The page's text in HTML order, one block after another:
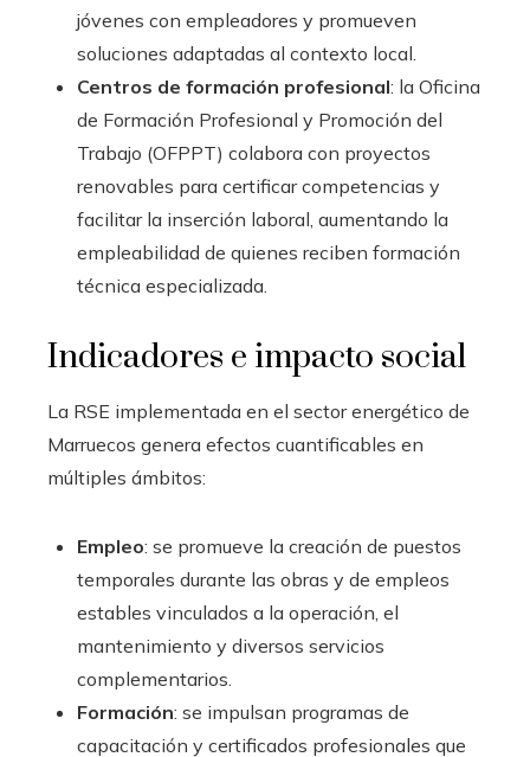
jóvenes con empleadores y promueven
soluciones adaptadas al contexto local.
Centros de formación profesional: la Oficina
de Formación Profesional y Promoción del
Trabajo (OFPPT) colabora con proyectos
renovables para certificar competencias y
facilitar la inserción laboral, aumentando la
empleabilidad de quienes reciben formación
técnica especializada.
Indicadores e impacto social
La RSE implementada en el sector energético de
Marruecos genera efectos cuantificables en
múltiples ámbitos:
Empleo: se promueve la creación de puestos
temporales durante las obras y de empleos
estables vinculados a la operación, el
mantenimiento y diversos servicios
complementarios.
Formación: se impulsan programas de
capacitación y certificados profesionales que